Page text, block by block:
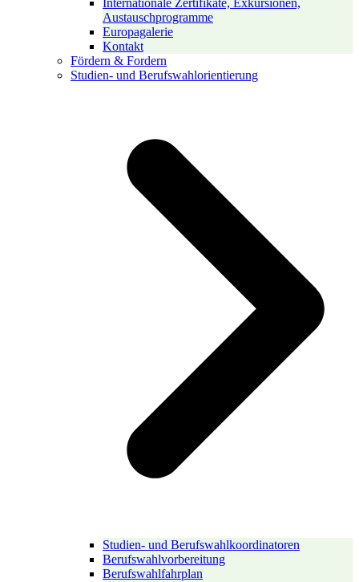
Austauschprogramme
Europagalerie
Kontakt
Fördern & Fordern
Studien- und Berufswahlorientierung
Studien- und Berufswahlkoordinatoren
Berufswahlvorbereitung
Berufswahlfahrplan